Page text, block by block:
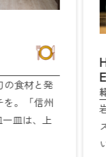
の食材と発
を。「信州
皿は、上